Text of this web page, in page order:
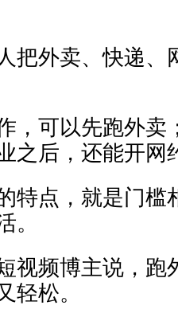
外卖、快递、
可以先跑外卖
之后，还能开网
点，就是门槛
。
频博主说，跑
轻松。